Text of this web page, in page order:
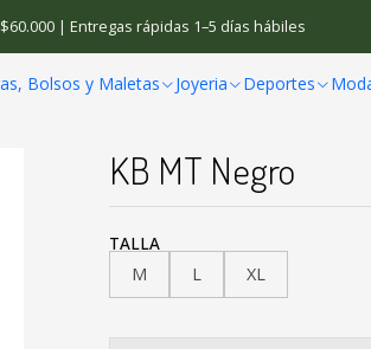
Bolsos y Maletas Joyeria Deportes
| Entregas rápidas 1–5 días hábiles
Entrenamiento Medio Dedo MMA Boxeo
Guantes
KB MT Negro
TALLA
M
L XL